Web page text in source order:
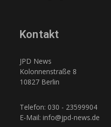
Kontakt
JPD News
Kolonnenstraße 8
10827 Berlin
Telefon: 030 - 23599904
E-Mail: info@jpd-news.de